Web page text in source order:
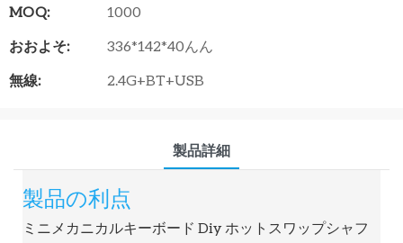
MOQ:
1000
おおよそ:
336*142*40んん
無線:
2.4G+BT+USB
製品詳細
製品の利点
ミニメカニカルキーボード Diy ホットスワップシャフ